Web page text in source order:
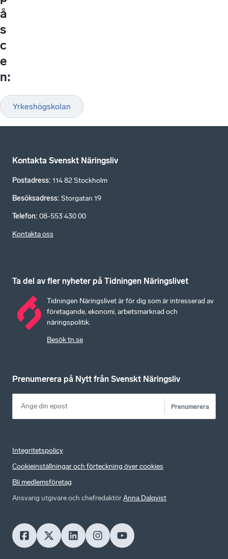
å
s
c
e
n:
Yrkeshögskolan
Kontakta Svenskt Näringsliv
Postadress: 114 82 Stockholm
Besöksadress: Storgatan 19
Telefon: 08-553 430 00
Kontakta oss
Ta del av fler nyheter på Tidningen Näringslivet
Tidningen Näringslivet är för dig som är intresserad av
företagande, ekonomi, arbetsmarknad och
näringspolitik.
Besök tn.se
Prenumerera på Nytt från Svenskt Näringsliv
Prenumerera
Integritetspolicy
Cookieinställningar och förteckning över cookies
Bli medlemsföretag
Ansvarig utgivare och chefredaktörAnna Dalqvist